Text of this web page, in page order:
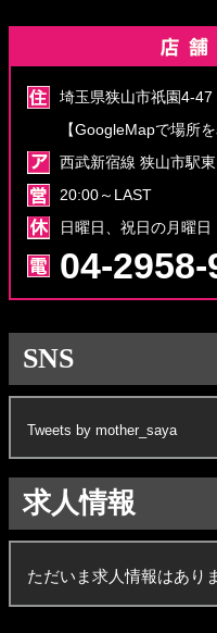
埼玉県狭山市祇園4-
【GoogleMapで場所を
西武新宿線 狭山市駅
20:00～LAST
日曜日、祝日の月曜日
04-2958-
SNS
Tweets by mother_saya
求人情報
ただいま求人情報はあり